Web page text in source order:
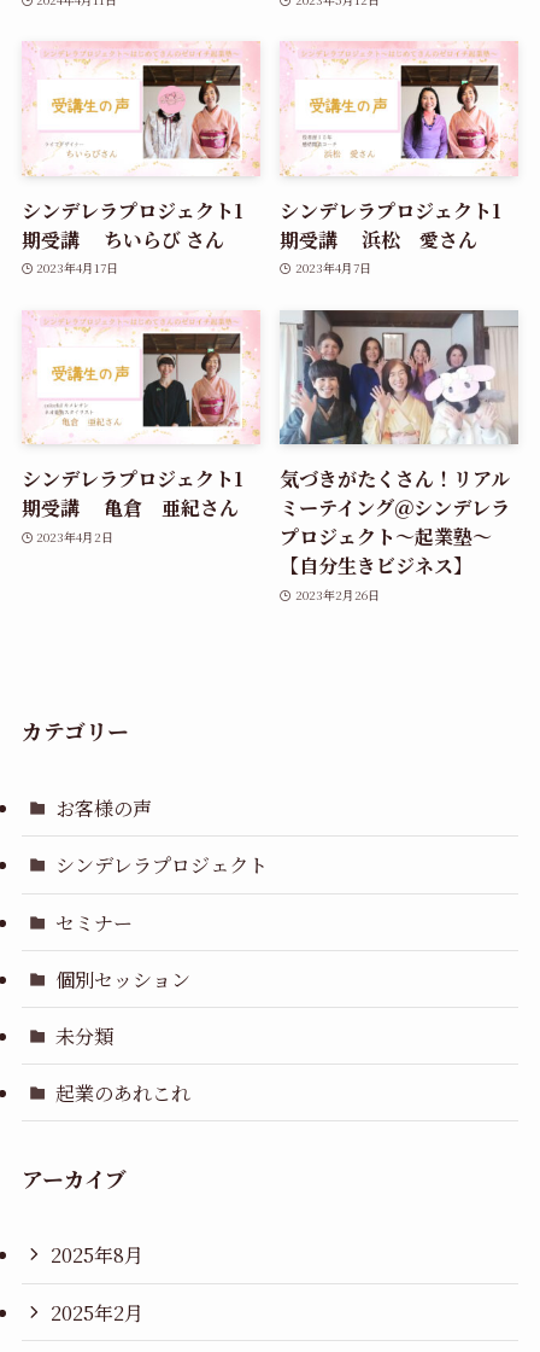
シンデレラプロジェクト1
期受講 ちいらび さん
2023年4月17日
シンデレラプロジェクト1
期受講 浜松 愛さん
2023年4月7日
シンデレラプロジェクト1
期受講 亀倉 亜紀さん
2023年4月2日
気づきがたくさん！リアル
ミーテイング＠シンデレラ
プロジェクト～起業塾～
【自分生きビジネス】
2023年2月26日
カテゴリー
お客様の声
シンデレラプロジェクト
セミナー
個別セッション
未分類
起業のあれこれ
アーカイブ
2025年8月
2025年2月